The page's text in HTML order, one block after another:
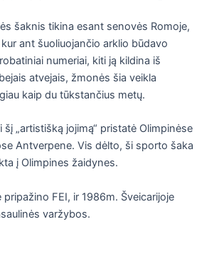
šaknis tikina esant senovės Romoje,
ant šuoliuojančio arklio būdavo
numeriai, kiti ją kildina iš
atvejais, žmonės šia veikla
kaip du tūkstančius metų.
šį „artistišką jojimą“ pristatė Olimpinėse
Antverpene. Vis dėlto, ši sporto šaka
į Olimpines žaidynes.
FEI, ir 1986m. Šveicarijoje
varžybos.